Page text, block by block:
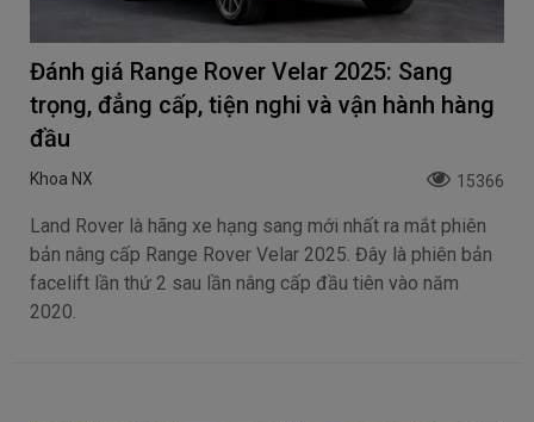
Đánh giá Range Rover Velar 2025: Sang
trọng, đẳng cấp, tiện nghi và vận hành hàng
đầu
Khoa NX 15366
Land Rover là hãng xe hạng sang mới nhất ra mắt phiên
bản nâng cấp Range Rover Velar 2025. Đây là phiên bản
facelift lần thứ 2 sau lần nâng cấp đầu tiên vào năm
2020.